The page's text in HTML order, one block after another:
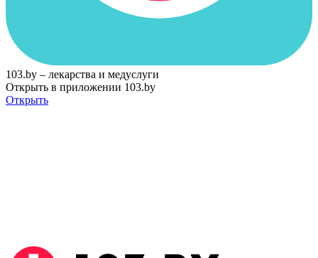
103.by – лекарства и медуслуги
Открыть в приложении 103.by
Открыть